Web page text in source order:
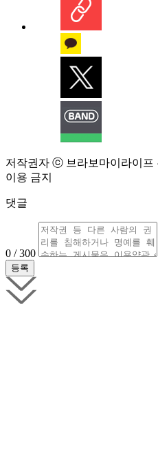
저작권자 ⓒ 브라보마이라이프
이용 금지
댓글
0 / 300